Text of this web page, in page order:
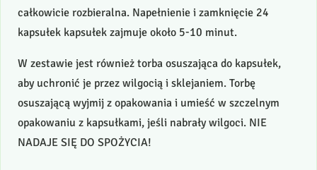
całkowicie rozbieralna. Napełnienie i zamknięcie 24
kapsułek kapsułek zajmuje około 5-10 minut.
W zestawie jest również torba osuszająca do kapsułek,
aby uchronić je przez wilgocią i sklejaniem. Torbę
osuszającą wyjmij z opakowania i umieść w szczelnym
opakowaniu z kapsułkami, jeśli nabrały wilgoci. NIE
NADAJE SIĘ DO SPOŻYCIA!